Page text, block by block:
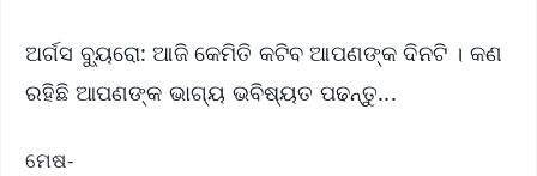
ଅର୍ଗସ ବ୍ୟୁରୋ: ଆଜି କେମିତି କଟିବ ଆପଣଙ୍କ ଦିନଟି । କଣ
ରହିଛି ଆପଣଙ୍କ ଭାଗ୍ୟ ଭବିଷ୍ୟତ ପଢନ୍ତୁ...
ମେଷ-